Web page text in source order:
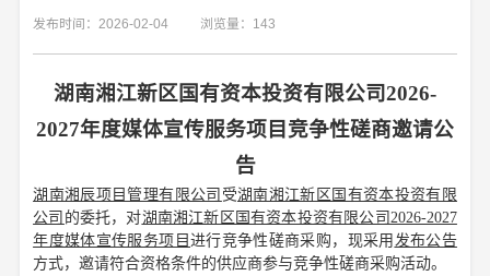
发布时间：2026-02-04 浏览量：143
湖南湘江新区国有资本投资有限公司2026-
2027年度媒体宣传服务项目竞争性磋商邀请公
告
湖南湘辰项目管理有限公司 受湖南湘江新区国有资本投资有限
公司 的委托，对湖南湘江新区国有资本投资有限公司 2026-2027
年度媒体宣传服务项目 进行竞争性磋商采购，现采用 发布公告
方式，邀请符合资格条件的供应商参与竞争性磋商采购活动。